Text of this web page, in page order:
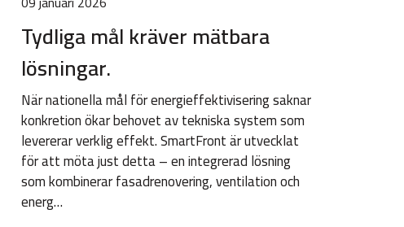
Tydliga mål kräver mätbara
lösningar.
När nationella mål för energieffektivisering saknar
konkretion ökar behovet av tekniska system som
levererar verklig effekt. SmartFront är utvecklat
för att möta just detta – en integrerad lösning
som kombinerar fasadrenovering, ventilation och
energ…